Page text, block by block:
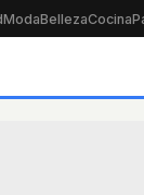
ModaBellezaCocina